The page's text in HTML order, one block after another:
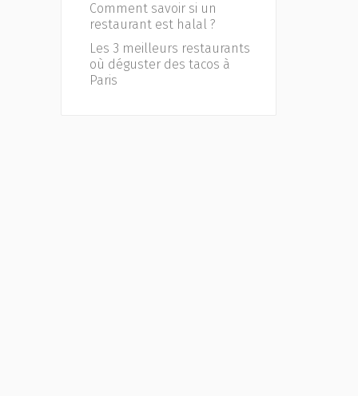
Comment savoir si un
restaurant est halal ?
Les 3 meilleurs restaurants
où déguster des tacos à
Paris